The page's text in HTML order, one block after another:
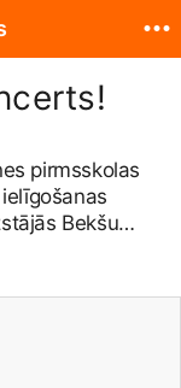
pirmsskolas
Bekšu
par foto!